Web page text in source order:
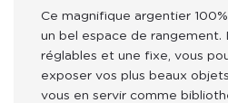
Ce magnifique argentier
un bel espace de
réglables et une fixe, vous
exposer vos plus beaux
vous en servir comme